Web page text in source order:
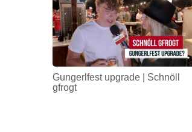
Gungerlfest upgrade | Schnöll
gfrogt